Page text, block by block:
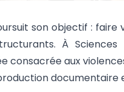
son objectif :
À Sciences
consacrée aux
documentaire